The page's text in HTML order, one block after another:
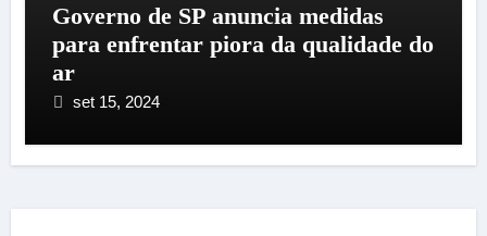
Governo de SP anuncia medidas
para enfrentar piora da qualidade do
ar
set 15, 2024